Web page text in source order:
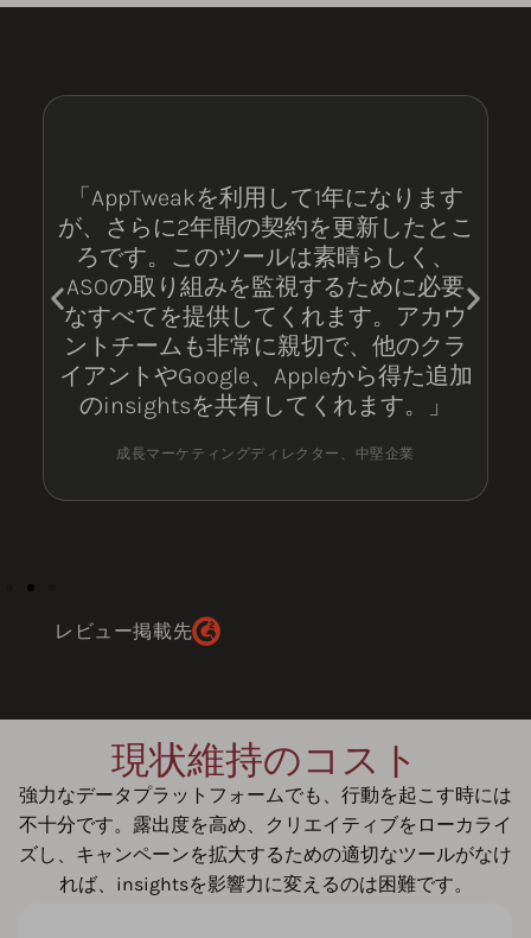
「AppTweakを利用して1年になります
が、さらに2年間の契約を更新したとこ
ろです。このツールは素晴らしく、
ASOの取り組みを監視するために必要
なすべてを提供してくれます。アカウ
ントチームも非常に親切で、他のクラ
イアントやGoogle、Appleから得た追加
のinsightsを共有してくれます。」
成長マーケティングディレクター、中堅企業
レビュー掲載先
現状維持のコスト
強力なデータプラットフォームでも、行動を起こす時には
不十分です。露出度を高め、クリエイティブをローカライ
ズし、キャンペーンを拡大するための適切なツールがなけ
れば、insightsを影響力に変えるのは困難です。